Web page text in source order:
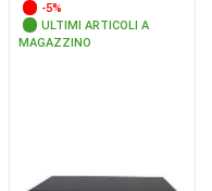
-5%
ULTIMI ARTICOLI A
MAGAZZINO